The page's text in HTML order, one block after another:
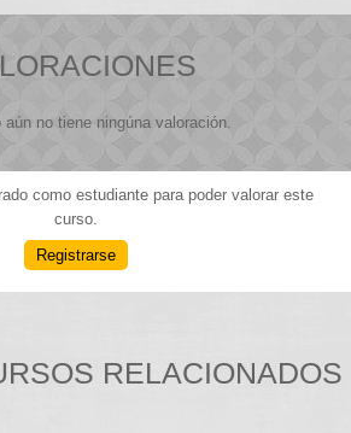
no tiene ningúna valoración.
como estudiante para poder valorar este
curso.
Registrarse
RELACIONADOS